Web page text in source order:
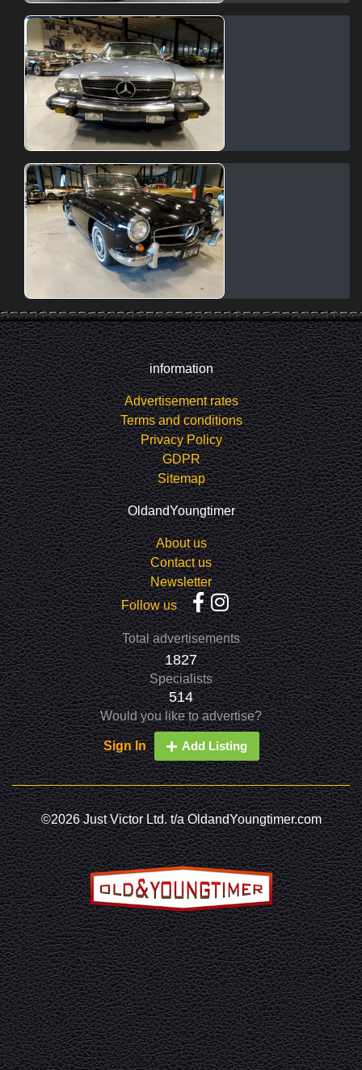
information
Advertisement rates
Terms and conditions
Privacy Policy
GDPR
Sitemap
OldandYoungtimer
About us
Contact us
Newsletter
Follow us
Total advertisements
1827
Specialists
514
Would you like to advertise?
Sign In Add Listing
©2026 Just Victor Ltd. t/a OldandYoungtimer.com